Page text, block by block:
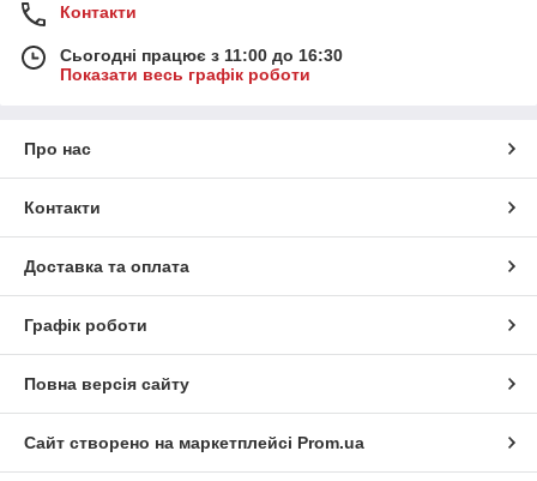
Контакти
Сьогодні працює з 11:00 до 16:30
Показати весь графік роботи
Про нас
Контакти
Доставка та оплата
Графік роботи
Повна версія сайту
Сайт створено на маркетплейсі Prom.ua